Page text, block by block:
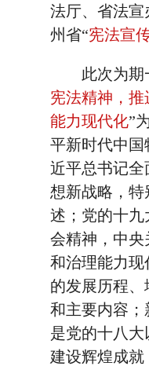
法厅、省法宣
州省“宪法宣
此次为期
宪法精神，
能力现代化”
平新时代中国
近平总书记全
想新战略，
述；党的十
会精神，中
和治理能力
的发展历程、
和主要内容；
是党的十八
建设辉煌成